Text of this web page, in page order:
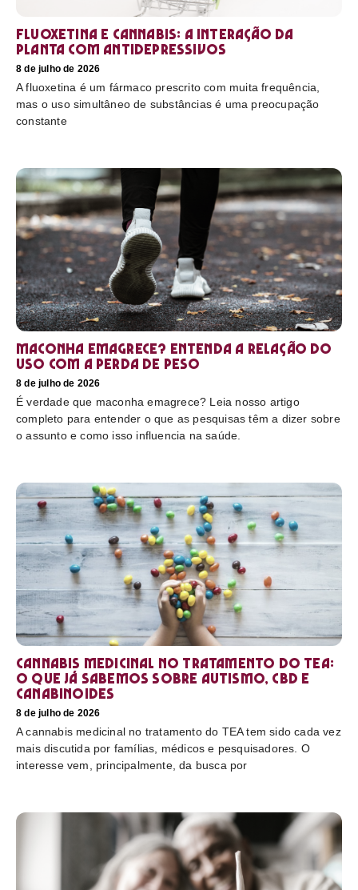
Fluoxetina e Cannabis: a interação da
planta com antidepressivos
8 de julho de 2026
A fluoxetina é um fármaco prescrito com muita frequência,
mas o uso simultâneo de substâncias é uma preocupação
constante
Maconha emagrece? Entenda a relação do
uso com a perda de peso
8 de julho de 2026
É verdade que maconha emagrece? Leia nosso artigo
completo para entender o que as pesquisas têm a dizer sobre
o assunto e como isso influencia na saúde.
Cannabis medicinal no tratamento do TEA:
o que já sabemos sobre autismo, CBD e
canabinoides
8 de julho de 2026
A cannabis medicinal no tratamento do TEA tem sido cada vez
mais discutida por famílias, médicos e pesquisadores. O
interesse vem, principalmente, da busca por